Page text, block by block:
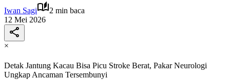
Iwan Sagi
2 min baca
12 Mei 2026
×
Detak Jantung Kacau Bisa Picu Stroke Berat, Pakar Neurologi
Ungkap Ancaman Tersembunyi